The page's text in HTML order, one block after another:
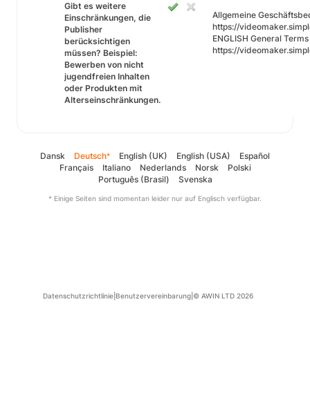
Gibt es weitere
Einschränkungen, die
Publisher
berücksichtigen
müssen? Beispiel:
Bewerben von nicht
jugendfreien Inhalten
oder Produkten mit
Alterseinschränkungen.
Allgemeine
https://
ENGLISH General
https://
Dansk Deutsch* English (UK) English (USA)
Español
Français
Italiano Nederlands Norsk
Polski
Português (Brasil)
Svenska
* Einige Seiten sind momentan leider nur auf Englisch verfügbar.
Datenschutzrichtlinie Benutzervereinbarung © AWIN LTD 2026